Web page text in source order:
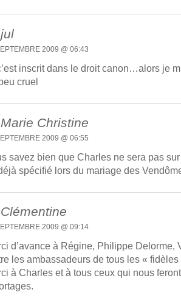
jul
2009 @ 06:43
inscrit dans le droit canon…alors je
cruel
Marie Christine
2009 @ 06:55
savez bien que Charles ne sera pas
déjà spécifié lors du mariage des
Clémentine
2009 @ 09:14
d’avance à Régine, Philippe
les ambassadeurs de tous les «
à Charles et à tous ceux qui nous